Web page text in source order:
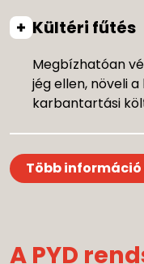
Kültéri fűtés
Megbízhatóan
jég ellen, növeli
karbantartási
Több információ
A PYD